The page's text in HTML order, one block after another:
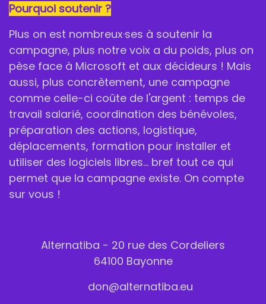
Pourquoi soutenir ?
Plus on est nombreux·ses à soutenir la
campagne, plus notre voix a du poids, plus on
pèse face à Microsoft et aux décideurs ! Mais
aussi, plus concrètement, une campagne
comme celle-ci coûte de l'argent : temps de
travail salarié, coordination des bénévoles,
préparation des actions, logistique,
déplacements, formation pour installer et
utiliser des logiciels libres... bref tout ce qui
permet que la campagne existe. On compte
sur vous !
Alternatiba - 20 rue des Cordeliers
64100 Bayonne
don@alternatiba.eu